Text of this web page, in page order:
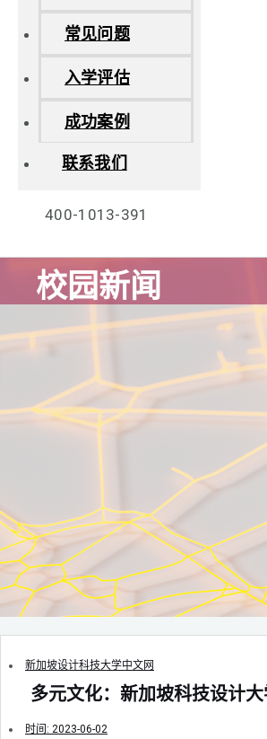
常见问题
入学评估
成功案例
联系我们
400-1013-391
校园新闻
新加坡设计科技大学中文网
多元文化：新加坡科技设计
时间: 2023-06-02